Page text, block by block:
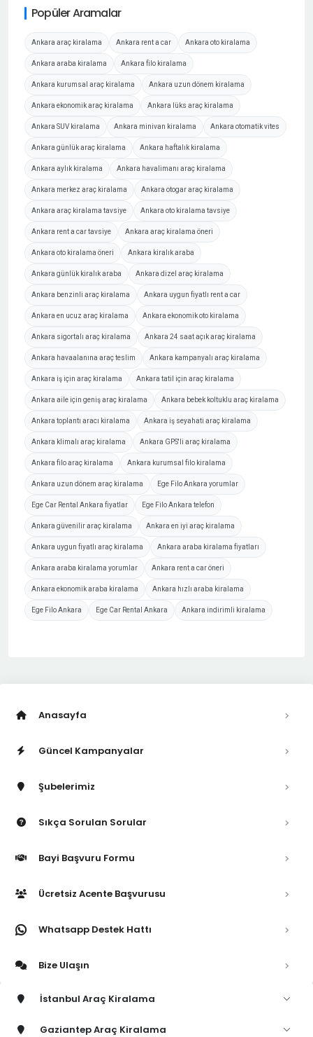
Popüler Aramalar
Ankara araç kiralama Ankara rent a car Ankara oto kiralama
Ankara araba kiralama Ankara filo kiralama
Ankara kurumsal araç kiralama Ankara uzun dönem kiralama
Ankara ekonomik araç kiralama Ankara lüks araç kiralama
Ankara SUV kiralama Ankara minivan kiralama Ankara otomatik vites
Ankara günlük araç kiralama Ankara haftalık kiralama
Ankara aylık kiralama Ankara havalimanı araç kiralama
Ankara merkez araç kiralama Ankara otogar araç kiralama
Ankara araç kiralama tavsiye Ankara oto kiralama tavsiye
Ankara rent a car tavsiye Ankara araç kiralama öneri
Ankara oto kiralama öneri Ankara kiralık araba
Ankara günlük kiralık araba Ankara dizel araç kiralama
Ankara benzinli araç kiralama Ankara uygun fiyatlı rent a car
Ankara en ucuz araç kiralama Ankara ekonomik oto kiralama
Ankara sigortalı araç kiralama Ankara 24 saat açık araç kiralama
Ankara havaalanına araç teslim Ankara kampanyalı araç kiralama
Ankara iş için araç kiralama Ankara tatil için araç kiralama
Ankara aile için geniş araç kiralama Ankara bebek koltuklu araç kiralama
Ankara toplantı aracı kiralama Ankara iş seyahati araç kiralama
Ankara klimalı araç kiralama Ankara GPS'li araç kiralama
Ankara filo araç kiralama Ankara kurumsal filo kiralama
Ankara uzun dönem araç kiralama Ege Filo Ankara yorumlar
Ege Car Rental Ankara fiyatlar Ege Filo Ankara telefon
Ankara güvenilir araç kiralama Ankara en iyi araç kiralama
Ankara uygun fiyatlı araç kiralama Ankara araba kiralama fiyatları
Ankara araba kiralama yorumlar Ankara rent a car öneri
Ankara ekonomik araba kiralama Ankara hızlı araba kiralama
Ege Filo Ankara Ege Car Rental Ankara Ankara indirimli kiralama
Anasayfa
Güncel Kampanyalar
Şubelerimiz
Sıkça Sorulan Sorular
Bayi Başvuru Formu
Ücretsiz Acente Başvurusu
Whatsapp Destek Hattı
Bize Ulaşın
İstanbul Araç Kiralama
Gaziantep Araç Kiralama